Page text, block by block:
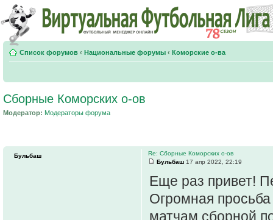
Список форумов ‹ Национальные форумы ‹ Коморские о-ва
Сборные Коморских о-ов
Модератор: Модераторы форума
Re: Сборные Коморских о-ов
Бульбаш 17 апр 2022, 22:19
Еще раз привет!
Огромная
матчам сборной
Бульбаш